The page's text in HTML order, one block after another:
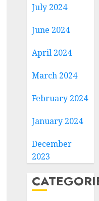
July 2024
June 2024
April 2024
March 2024
February 2024
January 2024
December
2023